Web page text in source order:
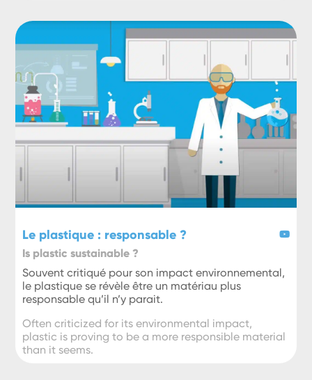
Le plastique : responsable ?
Is plastic sustainable ?
Souvent critiqué pour son impact environnemental,
le plastique se révèle être un matériau plus
responsable qu’il n’y parait.
Often criticized for its environmental impact,
plastic is proving to be a more responsible material
than it seems.